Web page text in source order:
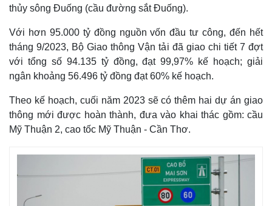
thủy sông Đuống (cầu đường sắt Đuống).
Với hơn 95.000 tỷ đồng nguồn vốn đầu tư công, đến hết
tháng 9/2023, Bộ Giao thông Vận tải đã giao chi tiết 7 đợt
với tổng số 94.135 tỷ đồng, đạt 99,97% kế hoạch; giải
ngân khoảng 56.496 tỷ đồng đạt 60% kế hoạch.
Theo kế hoạch, cuối năm 2023 sẽ có thêm hai dự án giao
thông mới được hoàn thành, đưa vào khai thác gồm: cầu
Mỹ Thuận 2, cao tốc Mỹ Thuận - Cần Thơ.